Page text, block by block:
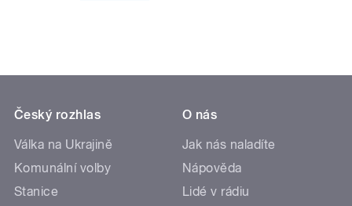
Český rozhlas
Válka na Ukrajině
Komunální volby
Stanice
O nás
Jak nás naladíte
Nápověda
Lidé v rádiu